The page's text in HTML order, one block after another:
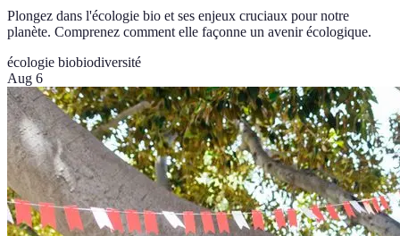
Plongez dans l'écologie bio et ses enjeux cruciaux pour notre
planète. Comprenez comment elle façonne un avenir écologique.
écologie biobiodiversité
Aug 6